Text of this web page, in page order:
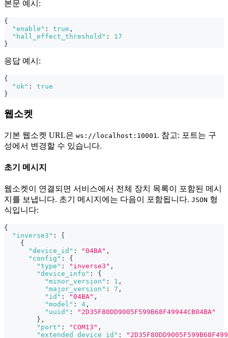
본문 예시:
{
"enable" : true ,
"hall_effect_threshold" :
17
}
응답 예시:
{
"ok" :
true
}
웹소켓
기본 웹소켓 URL은 ws://localhost:10001 . 참고: 포트는 구
성에서 변경할 수 있습니다.
초기 메시지
웹소켓이 연결되면 서비스에서 전체 장치 목록이 포함된 메시
지를 보냅니다. 초기 메시지에는 다음이 포함됩니다. JSON 형
식입니다:
{
"inverse3" :
{
"device_id" : "04BA" ,
"config" :
{
"type" : "inverse3" ,
"device_info" :
{
"minor_version" : 1 ,
"major_version" : 7 ,
"id" : "04BA" ,
"model" : 4 ,
"uuid" :
"2D35F80DD9005F599B68F49944CB04BA"
} ,
"port" : "COM13" ,
"extended_device_id" :